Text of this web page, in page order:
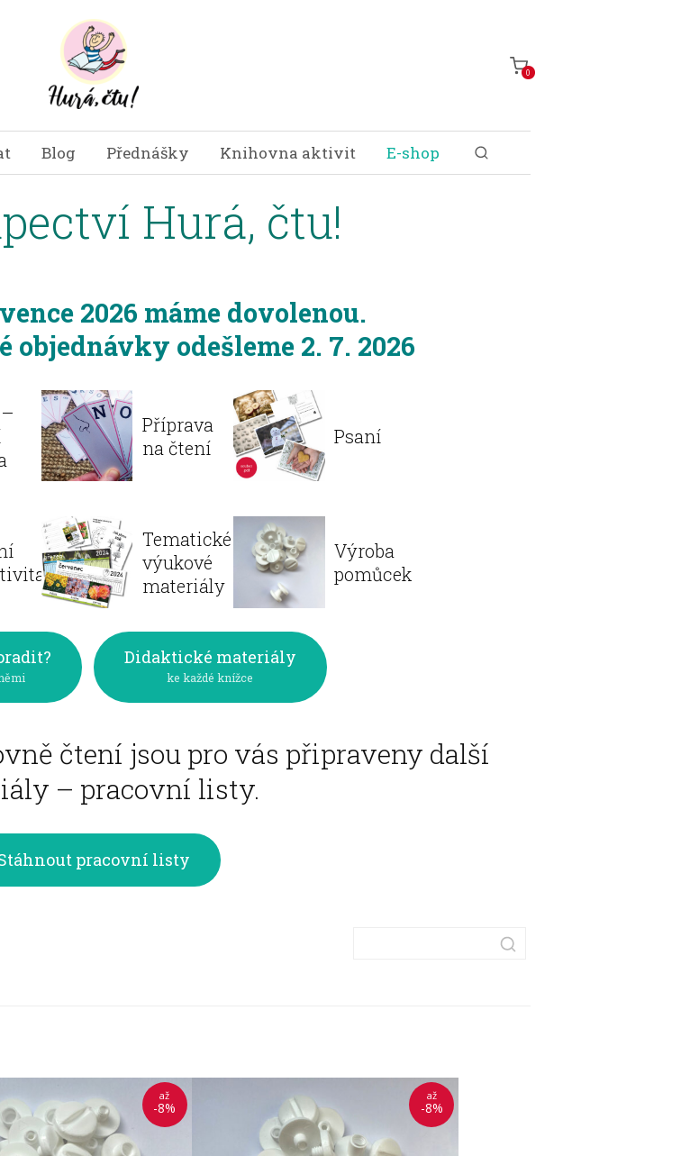
0
Blog Přednášky Knihovna aktivit E-shop
Hurá, čtu!
2026 máme dovolenou.
objednávky odešleme 2. 7. 2026
Příprava
na čtení
Psaní
Tematické
výukové
materiály
Výroba
pomůcek
Didaktické materiály
ke každé knížce
čtení jsou pro vás připraveny další
– pracovní listy.
pracovní listy
až
-8%
až
-8%